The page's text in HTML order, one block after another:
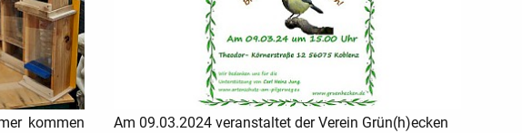
kommen
Am 09.03.2024 veranstaltet der Verein Grün(h)ecken